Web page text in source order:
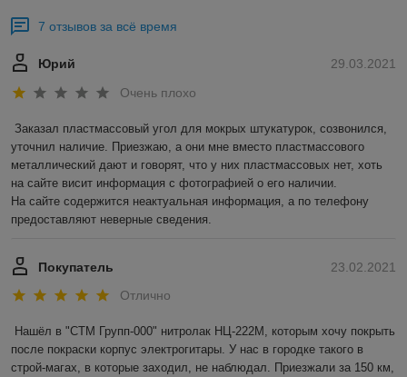
7 отзывов за всё время
29.03.2021
Юрий
Очень плохо
Заказал пластмассовый угол для мокрых штукатурок, созвонился,
уточнил наличие. Приезжаю, а они мне вместо пластмассового
металлический дают и говорят, что у них пластмассовых нет, хоть
на сайте висит информация с фотографией о его наличии.
На сайте содержится неактуальная информация, а по телефону
предоставляют неверные сведения.
23.02.2021
Покупатель
Отлично
Нашёл в "СТМ Групп-000" нитролак НЦ-222М, которым хочу покрыть
после покраски корпус электрогитары. У нас в городке такого в
строй-магах, в которые заходил, не наблюдал. Приезжали за 150 км,